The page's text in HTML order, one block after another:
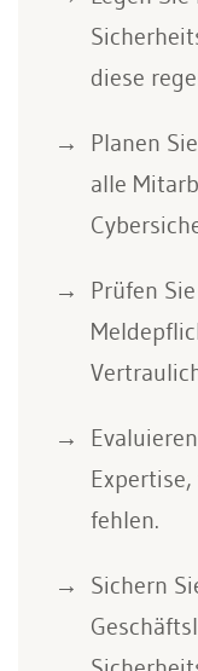
diese
Planen
alle
Prüfen
fehlen.
Sichern